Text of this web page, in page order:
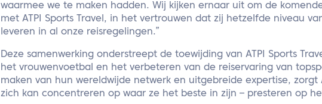
waarmee we te maken hadden. Wij kijken ernaar uit om de
met ATPI Sports Travel, in het vertrouwen dat zij hetzelfde niveau
leveren in al onze reisregelingen.”
Deze samenwerking onderstreept de toewijding van ATPI Sports
het vrouwenvoetbal en het verbeteren van de reiservaring van
maken van hun wereldwijde netwerk en uitgebreide expertise, zorgt
zich kan concentreren op waar ze het beste in zijn – presteren op